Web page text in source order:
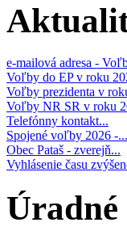
e-mailová adresa -
Voľby do EP v roku
Voľby prezidenta v
Voľby NR SR v roku
Telefónny kontakt...
Spojené voľby 2026 -...
Obec Pataš - zverejň...
Vyhlásenie času